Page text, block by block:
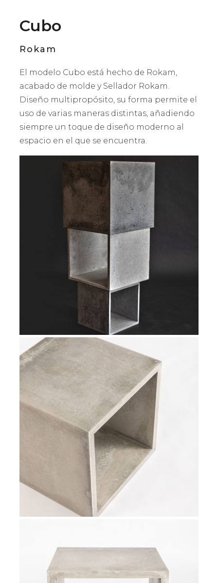
Cubo
Rokam
El modelo Cubo está hecho de Rokam,
acabado de molde y Sellador Rokam.
Diseño multipropósito, su forma permite el
uso de varias maneras distintas, añadiendo
siempre un toque de diseño moderno al
espacio en el que se encuentra.